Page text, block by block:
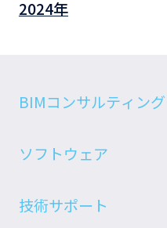
2024
BIMコンサルティング
BIM教育
BIM推進
ソフトウェア
空調・換気機器選定
技術サポート